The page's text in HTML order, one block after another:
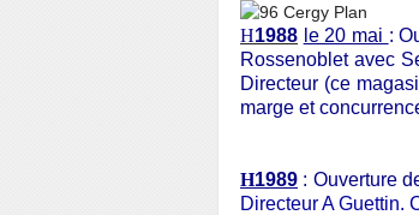
H1988 le 20 mai :
Rossenoblet avec
Directeur (ce
marge et
H1989 : Ouverture
Directeur A Guettin.